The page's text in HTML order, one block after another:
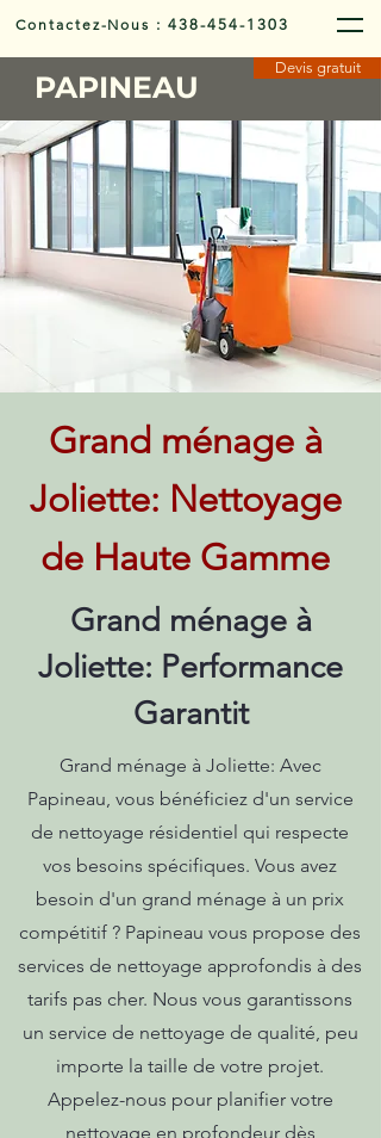
Contactez-Nous :438-454-1303
PAPINEAU
Devis gratuit
Grand ménage à
Joliette: Nettoyage
de Haute Gamme
Grand ménage à
Joliette: Performance
Garantit
Grand ménage à Joliette: Avec
Papineau, vous bénéficiez d'un service
de nettoyage résidentiel qui respecte
vos besoins spécifiques. Vous avez
besoin d'un grand ménage à un prix
compétitif ? Papineau vous propose des
services de nettoyage approfondis à des
tarifs pas cher. Nous vous garantissons
un service de nettoyage de qualité, peu
importe la taille de votre projet.
Appelez-nous pour planifier votre
nettoyage en profondeur dès